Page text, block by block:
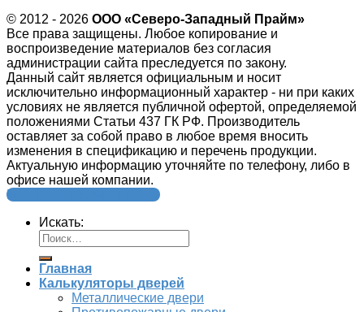
© 2012 - 2026 ООО «Северо-Западный Прайм»
Все права защищены. Любое копирование и
воспроизведение материалов без согласия
администрации сайта преследуется по закону.
Данный сайт является официальным и носит
исключительно информационный характер - ни при каких
условиях не является публичной офертой, определяемой
положениями Статьи 437 ГК РФ. Производитель
оставляет за собой право в любое время вносить
изменения в спецификацию и перечень продукции.
Актуальную информацию уточняйте по телефону, либо в
офисе нашей компании.
Версия для компьютеров
Искать:
Главная
Калькуляторы дверей
Металлические двери